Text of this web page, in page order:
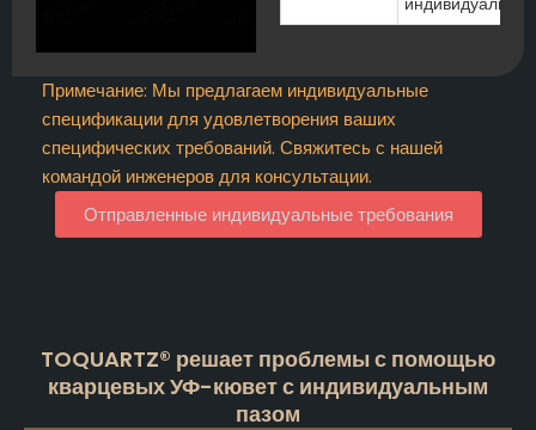
Примечание: Мы предлагаем индивидуальные
спецификации для удовлетворения ваших
специфических требований. Свяжитесь с нашей
командой инженеров для консультации.
Отправленные индивидуальные требования
TOQUARTZ® решает проблемы с помощью
кварцевых УФ-кювет с индивидуальным
пазом